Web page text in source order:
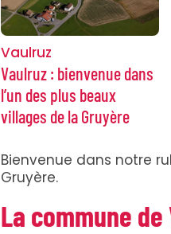
Vaulruz
Vaulruz : bienvenue dans
l’un des plus beaux
villages de la Gruyère
Bienvenue dans notre
Gruyère.
La commune de